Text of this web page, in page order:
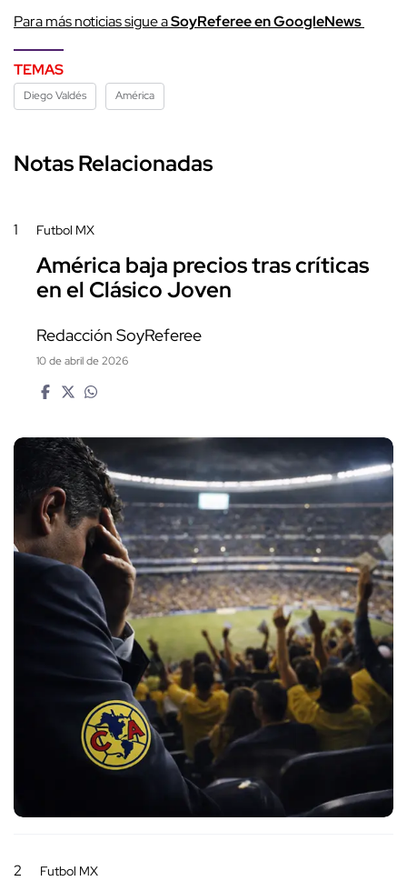
Para más noticias sigue aSoyReferee en GoogleNews
TEMAS
Diego Valdés América
Notas Relacionadas
1 Futbol MX
América baja precios tras críticas
en el Clásico Joven
Redacción SoyReferee
10 de abril de 2026
2 Futbol MX